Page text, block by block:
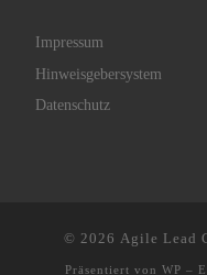
Impressum
Hinweisgebersystem
Datenschutz
© 2026 Agile Lead
Präsentiert von WP –